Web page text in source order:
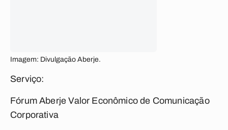
Imagem: Divulgação Aberje.
Serviço:
Fórum Aberje Valor Econômico de Comunicação
Corporativa